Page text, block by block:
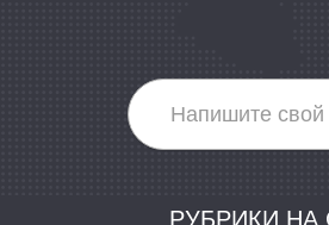
РУБРИКИ НА